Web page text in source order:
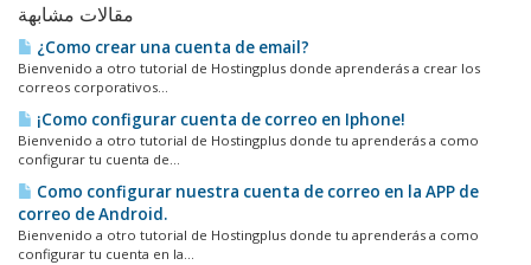
مقالات مشابهة
¿Como crear una cuenta de email?
Bienvenido a otro tutorial de Hostingplus donde aprenderás a crear los
correos corporativos...
¡Como configurar cuenta de correo en Iphone!
Bienvenido a otro tutorial de Hostingplus donde tu aprenderás a como
configurar tu cuenta de...
Como configurar nuestra cuenta de correo en la APP de
correo de Android.
Bienvenido a otro tutorial de Hostingplus donde tu aprenderás a como
configurar tu cuenta en la...